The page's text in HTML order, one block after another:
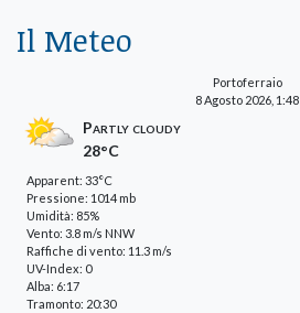
Il Meteo
Portoferraio
8 Agosto 2026, 1:48
Partly cloudy
28°C
Apparent: 33°C
Pressione: 1014 mb
Umidità: 85%
Vento: 3.8 m/s NNW
Raffiche di vento: 11.3 m/s
UV-Index: 0
Alba: 6:17
Tramonto: 20:30